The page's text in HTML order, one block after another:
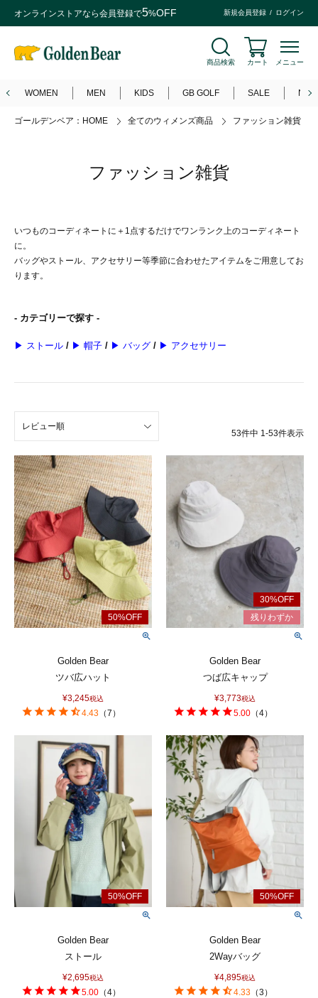
オンラインストアなら会員登録で5%OFF 新規会員登録 ログイン
商品検索 カート メニュー
WOMEN MEN KIDS GB GOLF SALE
ゴールデンベア：HOME 全てのウィメンズ商品 ファッション雑貨
ファッション雑貨
いつものコーディネートに＋1点するだけでワンランク上のコーディネート
に。
バッグやストール、アクセサリー等季節に合わせたアイテムをご用意してお
ります。
- カテゴリーで探す -
▶ ストール / ▶ 帽子 / ▶ バッグ / ▶ アクセサリー
レビュー順
53件中 1 -53件表示
Golden Bear
ツバ広ハット
¥3,245税込
4.43 （7 ）
Golden Bear
つば広キャップ
¥3,773税込
5.00 （4）
Golden Bear
ストール
¥2,695税込
5.00 （4）
Golden Bear
2Wayバッグ
¥4,895税込
4.33 （3 ）